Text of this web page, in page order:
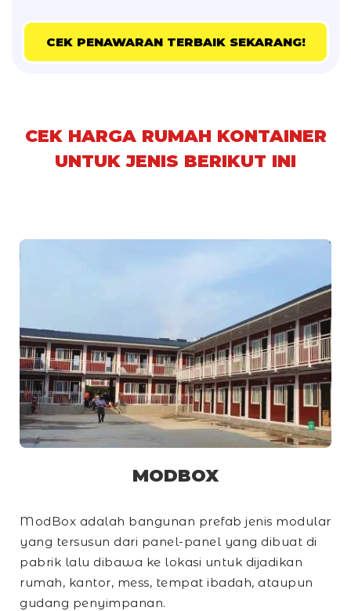
CEK PENAWARAN TERBAIK SEKARANG!
CEK HARGA RUMAH KONTAINER
UNTUK JENIS BERIKUT INI
MODBOX
ModBox adalah bangunan prefab jenis modular
yang tersusun dari panel-panel yang dibuat di
pabrik lalu dibawa ke lokasi untuk dijadikan
rumah, kantor, mess, tempat ibadah, ataupun
gudang penyimpanan.